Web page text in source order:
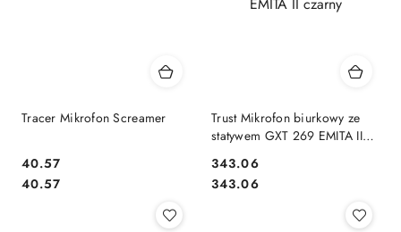
Tracer Mikrofon Screamer
Cena:
40.57
Cena:
40.57
Trust Mikrofon biurkowy ze
statywem GXT 269 EMITA II
Cena:
343.06
Cena:
343.06